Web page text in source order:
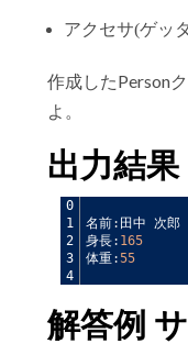
アクセサ(ゲッ
作成したPerson
よ。
出力結果
0
1
2
3
4
名前: 田中
次郎
身長: 165
体重:55
解答例